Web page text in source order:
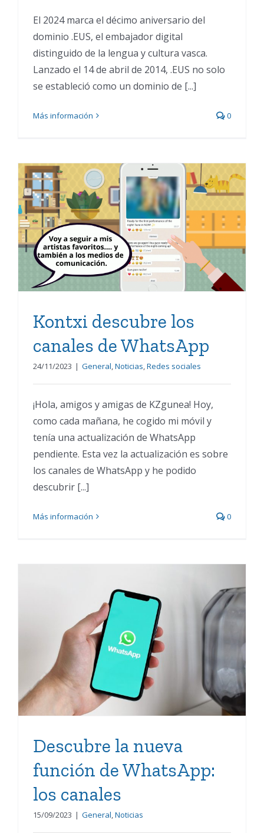
El 2024 marca el décimo aniversario del
dominio .EUS, el embajador digital
distinguido de la lengua y cultura vasca.
Lanzado el 14 de abril de 2014, .EUS no solo
se estableció como un dominio de [...]
Más información 0
Kontxi descubre los
canales de WhatsApp
Kontxi descubre los
canales de WhatsApp
24/11/2023 | General,Noticias,Redes sociales
¡Hola, amigos y amigas de KZgunea! Hoy,
como cada mañana, he cogido mi móvil y
tenía una actualización de WhatsApp
pendiente. Esta vez la actualización es sobre
los canales de WhatsApp y he podido
descubrir [...]
Más información 0
Descubre la nueva función
de WhatsApp: los canales
Descubre la nueva
función de WhatsApp:
los canales
15/09/2023 | General,Noticias